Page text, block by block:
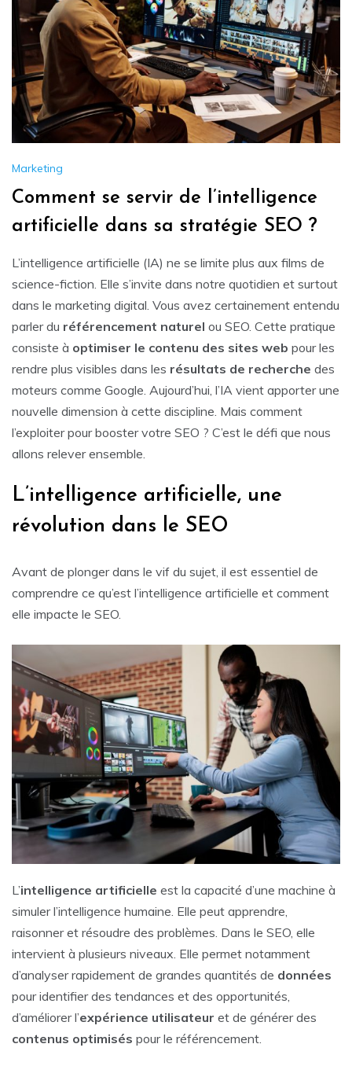
Marketing
Comment se servir de l’intelligence
artificielle dans sa stratégie SEO ?
L’intelligence artificielle (IA) ne se limite plus aux films de
science-fiction. Elle s’invite dans notre quotidien et surtout
dans le marketing digital. Vous avez certainement entendu
parler du référencement naturel ou SEO. Cette pratique
consiste à optimiser le contenu des sites web pour les
rendre plus visibles dans les résultats de recherche des
moteurs comme Google. Aujourd’hui, l’IA vient apporter une
nouvelle dimension à cette discipline. Mais comment
l’exploiter pour booster votre SEO ? C’est le défi que nous
allons relever ensemble.
L’intelligence artificielle, une
révolution dans le SEO
Avant de plonger dans le vif du sujet, il est essentiel de
comprendre ce qu’est l’intelligence artificielle et comment
elle impacte le SEO.
L’intelligence artificielle est la capacité d’une machine à
simuler l’intelligence humaine. Elle peut apprendre,
raisonner et résoudre des problèmes. Dans le SEO, elle
intervient à plusieurs niveaux. Elle permet notamment
d’analyser rapidement de grandes quantités de données
pour identifier des tendances et des opportunités,
d’améliorer l’expérience utilisateur et de générer des
contenus optimisés pour le référencement.